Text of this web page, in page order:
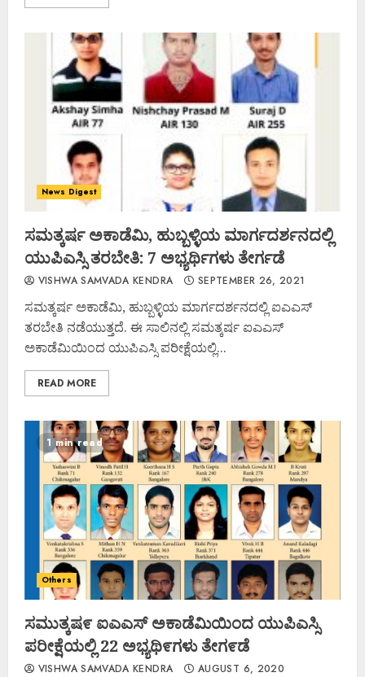
News Digest
ಸಮತ್ಕರ್ಷ ಅಕಾಡೆಮಿ, ಹುಬ್ಬಳ್ಳಿಯ ಮಾರ್ಗದರ್ಶನದಲ್ಲಿ
ಯುಪಿಎಸ್ಸಿ ತರಬೇತಿ: 7 ಅಭ್ಯರ್ಥಿಗಳು ತೇರ್ಗಡೆ
VISHWA SAMVADA KENDRA SEPTEMBER 26, 2021
ಸಮತ್ಕರ್ಷ ಅಕಾಡೆಮಿ, ಹುಬ್ಬಳ್ಳಿಯ ಮಾರ್ಗದರ್ಶನದಲ್ಲಿ ಐಎಎಸ್
ತರಬೇತಿ ನಡೆಯುತ್ತದೆ. ಈ ಸಾಲಿನಲ್ಲಿ ಸಮತ್ಕರ್ಷ ಐಎಎಸ್
ಅಕಾಡೆಮಿಯಿಂದ ಯುಪಿಎಸ್ಸಿ ಪರೀಕ್ಷೆಯಲ್ಲಿ...
READ MORE
1 min read
Others
ಸಮುತ್ಕಷ೯ ಐಎಎಸ್ ಅಕಾಡೆಮಿಯಿಂದ ಯುಪಿಎಸ್ಸಿ
ಪರೀಕ್ಷೆಯಲ್ಲಿ 22 ಅಭ್ಯಥಿ೯ಗಳು ತೇಗ೯ಡೆ
VISHWA SAMVADA KENDRA AUGUST 6, 2020